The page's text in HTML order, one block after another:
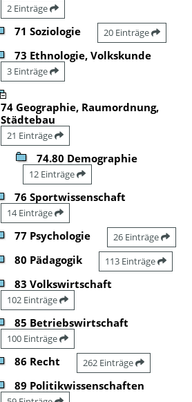
2 Einträge
71 Soziologie 20 Einträge
73 Ethnologie, Volkskunde
3 Einträge
74 Geographie, Raumordnung,
Städtebau
21 Einträge
74.80 Demographie
12 Einträge
76 Sportwissenschaft
14 Einträge
77 Psychologie 26 Einträge
80 Pädagogik 113 Einträge
83 Volkswirtschaft
102 Einträge
85 Betriebswirtschaft
100 Einträge
86 Recht 262 Einträge
89 Politikwissenschaften